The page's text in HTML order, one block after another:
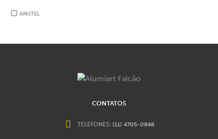
AMSTEL
CONTATOS
TELEFONES: (11) 4705-0848